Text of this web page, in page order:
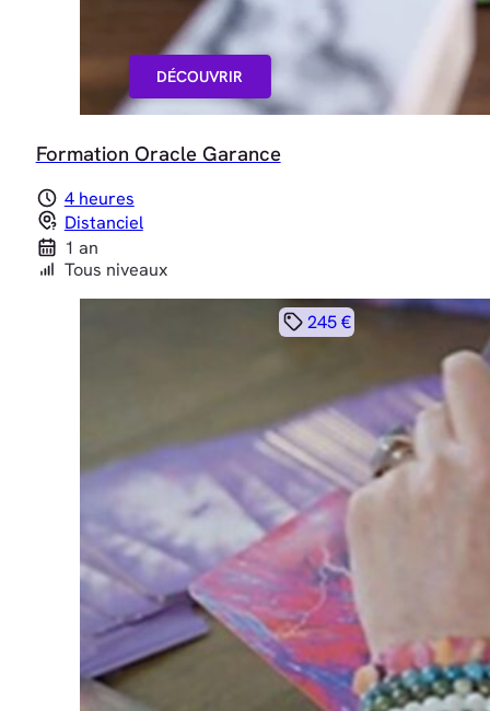
DÉCOUVRIR
Formation Oracle Garance
4 heures
Distanciel
1 an
Tous niveaux
245 €